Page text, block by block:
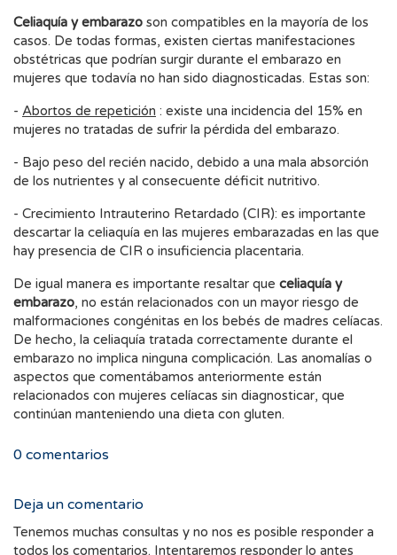
Celiaquía y embarazo son compatibles en la mayoría de los
casos. De todas formas, existen ciertas manifestaciones
obstétricas que podrían surgir durante el embarazo en
mujeres que todavía no han sido diagnosticadas. Estas son:
- Abortos de repetición : existe una incidencia del 15% en
mujeres no tratadas de sufrir la pérdida del embarazo.
- Bajo peso del recién nacido, debido a una mala absorción
de los nutrientes y al consecuente déficit nutritivo.
- Crecimiento Intrauterino Retardado (CIR): es importante
descartar la celiaquía en las mujeres embarazadas en las que
hay presencia de CIR o insuficiencia placentaria.
De igual manera es importante resaltar que celiaquía y
embarazo, no están relacionados con un mayor riesgo de
malformaciones congénitas en los bebés de madres celíacas.
De hecho, la celiaquía tratada correctamente durante el
embarazo no implica ninguna complicación. Las anomalías o
aspectos que comentábamos anteriormente están
relacionados con mujeres celíacas sin diagnosticar, que
continúan manteniendo una dieta con gluten.
0 comentarios
Deja un comentario
Tenemos muchas consultas y no nos es posible responder a
todos los comentarios. Intentaremos responder lo antes